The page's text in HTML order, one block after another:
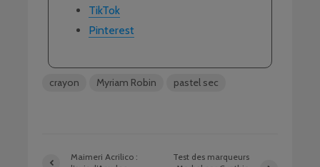
TikTok
Pinterest
crayon Myriam Robin pastel sec
Maimeri Acrilico :
Test des marqueurs